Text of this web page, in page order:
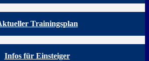
Trainingsplan
Infos für Einsteiger